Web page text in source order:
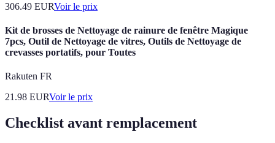
306.49 EURVoir le prix
Kit de brosses de Nettoyage de rainure de fenêtre Magique
7pcs, Outil de Nettoyage de vitres, Outils de Nettoyage de
crevasses portatifs, pour Toutes
Rakuten FR
21.98 EURVoir le prix
Checklist avant remplacement